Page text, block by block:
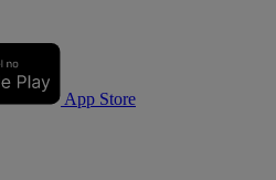
App Store